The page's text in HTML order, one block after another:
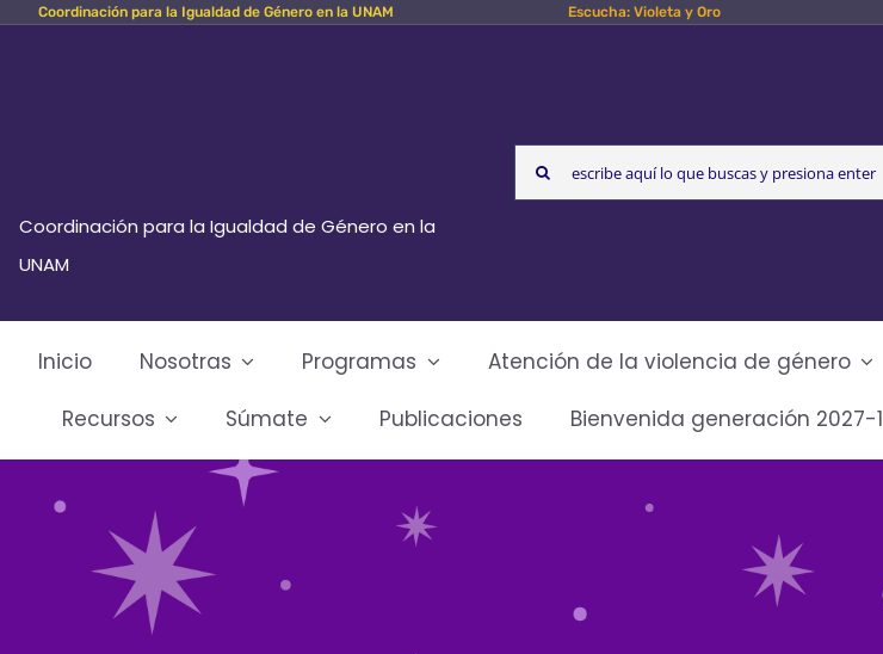
Skip Coordinación para la Igualdad de Género en la UNAM Escucha: Violeta y Oro
Coordinación para la Igualdad de Género en la
UNAM
Search
for:
Inicio Nosotras Programas Atención de la violencia de género
Recursos
Súmate Publicaciones Bienvenida generación 2027-1